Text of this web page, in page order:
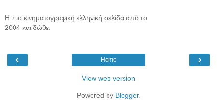
Η πιο κινηματογραφική ελληνική σελίδα από το
2004 και δώθε.
‹ ›
Home
View web version
Powered by Blogger.